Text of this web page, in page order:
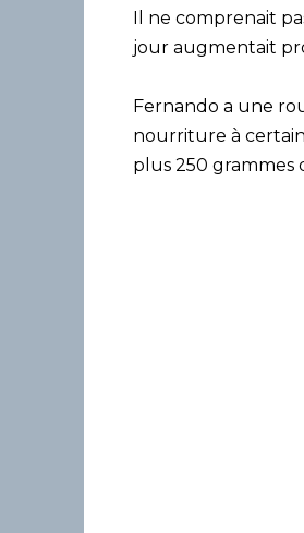
Il ne comprenait
jour augmentait
Fernando a une
nourriture à
plus 250 grammes